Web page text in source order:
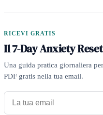
RICEVI GRATIS
Il 7-Day Anxiety
Una guida pratica giornaliera
PDF gratis nella tua email.